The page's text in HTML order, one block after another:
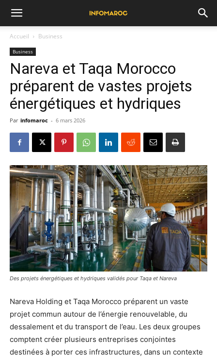
Accueil Business
Business
Nareva et Taqa Morocco
préparent de vastes projets
énergétiques et hydriques
Par infomaroc - 6 mars 2026
Des projets énergétiques et hydriques validés pour Taqa et Nareva
Nareva Holding et Taqa Morocco préparent un vaste
projet commun autour de l’énergie renouvelable, du
dessalement et du transport de l’eau. Les deux groupes
comptent créer plusieurs entreprises conjointes
destinées à porter ces infrastructures, dans un contexte